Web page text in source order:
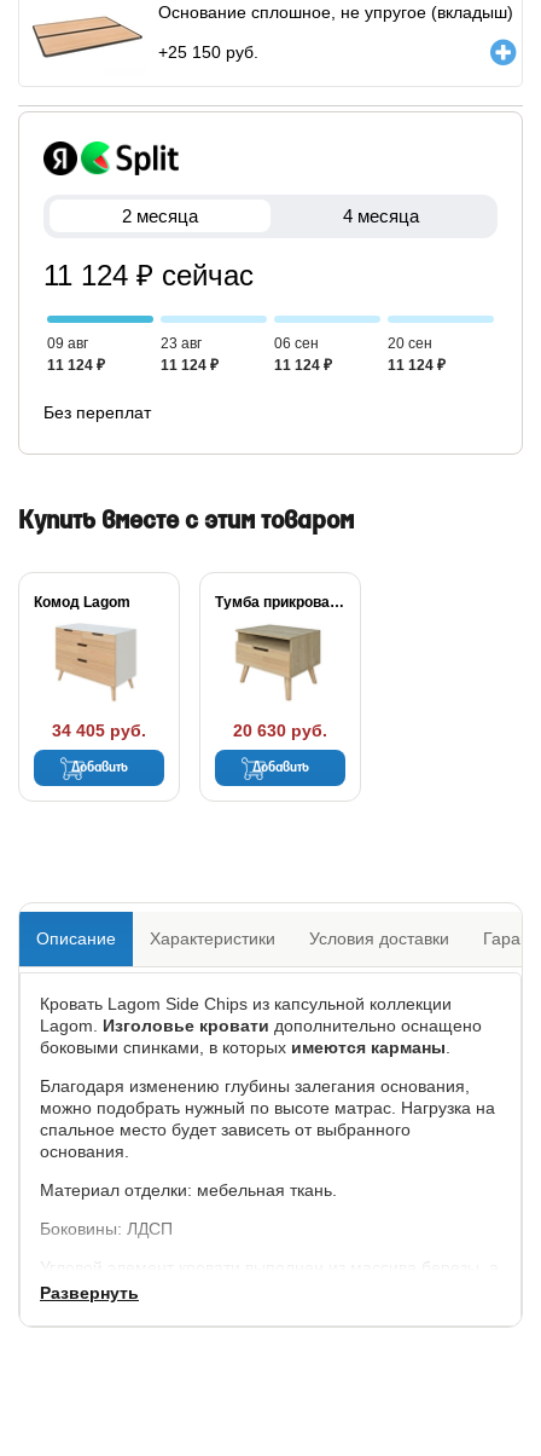
Основание сплошное, не упругое (вкладыш)
+25 150 руб.
2 месяца 4 месяца
11 124 ₽ сейчас
09 авг
11 124 ₽
23 авг
11 124 ₽
06 сен
11 124 ₽
20 сен
11 124 ₽
Без переплат
Купить вместе с этим товаром
Комод Lagom
34 405 руб.
Добавить
Тумба прикроватная Lagom
20 630 руб.
Добавить
Описание Характеристики Условия доставки
Кровать Lagom Side Chips из капсульной коллекции
Lagom. Изголовье кровати дополнительно оснащено
боковыми спинками, в которых имеются карманы
Благодаря изменению глубины залегания основания,
можно подобрать нужный по высоте матрас. Нагрузка на
спальное место будет зависеть от выбранного
основания.
Материал отделки: мебельная ткань.
Боковины: ЛДСП
Угловой элемент кровати выполнен из массива березы, а
ножки из массива березы (по умолчанию) или дуба на
Развернуть